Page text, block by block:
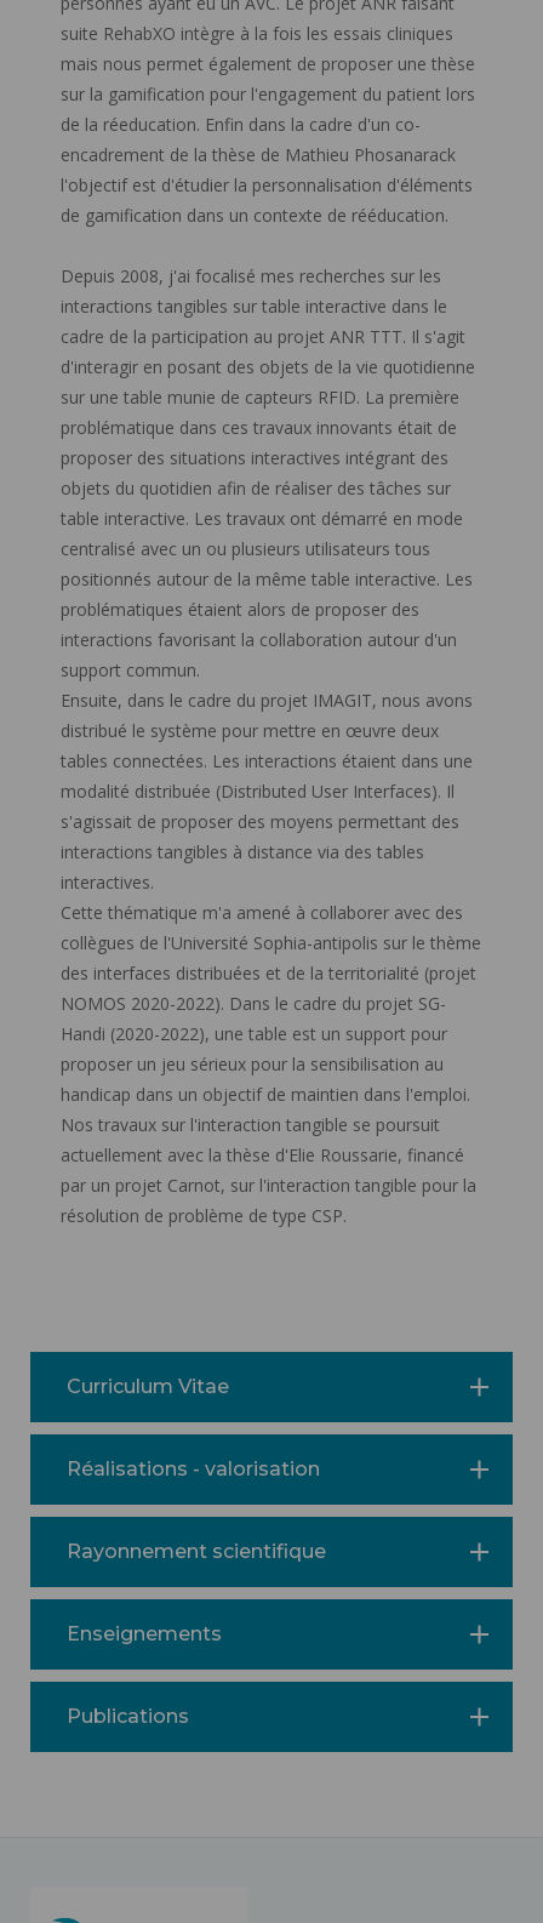
suite RehabXO intègre à la fois les essais cliniques
mais nous permet également de proposer une thèse
sur la gamification pour l'engagement du patient lors
de la réeducation. Enfin dans la cadre d'un co-
encadrement de la thèse de Mathieu Phosanarack
l'objectif est d'étudier la personnalisation d'éléments
de gamification dans un contexte de rééducation.
Depuis 2008, j'ai focalisé mes recherches sur les
interactions tangibles sur table interactive dans le
cadre de la participation au projet ANR TTT. Il s'agit
d'interagir en posant des objets de la vie quotidienne
sur une table munie de capteurs RFID. La première
problématique dans ces travaux innovants était de
proposer des situations interactives intégrant des
objets du quotidien afin de réaliser des tâches sur
table interactive. Les travaux ont démarré en mode
centralisé avec un ou plusieurs utilisateurs tous
positionnés autour de la même table interactive. Les
problématiques étaient alors de proposer des
interactions favorisant la collaboration autour d'un
support commun.
Ensuite, dans le cadre du projet IMAGIT, nous avons
distribué le système pour mettre en œuvre deux
tables connectées. Les interactions étaient dans une
modalité distribuée (Distributed User Interfaces). Il
s'agissait de proposer des moyens permettant des
interactions tangibles à distance via des tables
interactives.
Cette thématique m'a amené à collaborer avec des
collègues de l'Université Sophia-antipolis sur le thème
des interfaces distribuées et de la territorialité (projet
NOMOS 2020-2022). Dans le cadre du projet SG-
Handi (2020-2022), une table est un support pour
proposer un jeu sérieux pour la sensibilisation au
handicap dans un objectif de maintien dans l'emploi.
Nos travaux sur l'interaction tangible se poursuit
actuellement avec la thèse d'Elie Roussarie, financé
par un projet Carnot, sur l'interaction tangible pour la
résolution de problème de type CSP.
Curriculum Vitae
Réalisations - valorisation
Rayonnement scientifique
Enseignements
Publications